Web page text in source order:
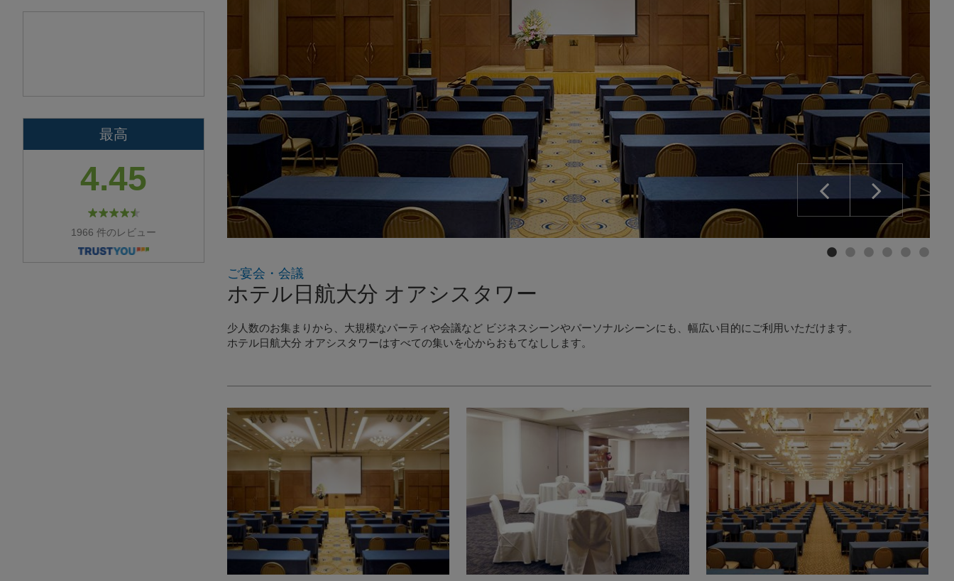
最高
4.45
1966 件のレビュー
ご宴会・会議
ホテル日航大分 オアシスタワー
少人数のお集まりから、大規模なパーティや会議など ビジネスシーンやパーソナルシーンにも、幅広い目的にご利用いただけます。
ホテル日航大分 オアシスタワーはすべての集いを心からおもてなしします。